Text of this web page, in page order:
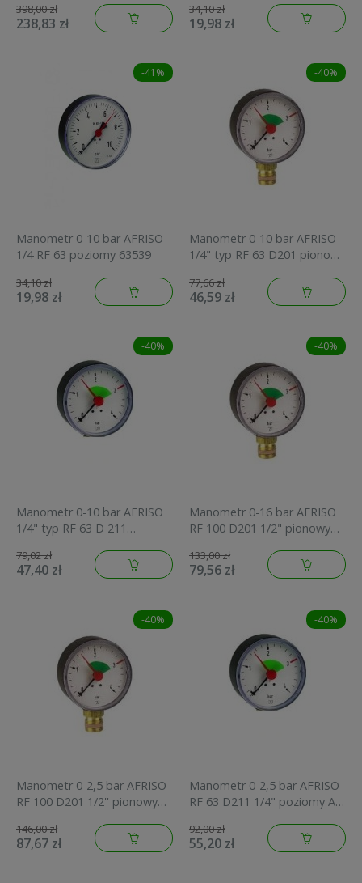
398,00 zł
238,83 zł
34,10 zł
19,98 zł
-41%
Manometr 0-10 bar AFRISO
1/4 RF 63 poziomy 63539
34,10 zł
19,98 zł
-40%
Manometr 0-10 bar AFRISO
1/4" typ RF 63 D201 pionowy
85115201
77,66 zł
46,59 zł
-40%
Manometr 0-10 bar AFRISO
1/4" typ RF 63 D 211
85115211
79,02 zł
47,40 zł
-40%
Manometr 0-16 bar AFRISO
RF 100 D201 1/2" pionowy
85216201
133,00 zł
79,56 zł
-40%
Manometr 0-2,5 bar AFRISO
RF 100 D201 1/2'' pionowy
85212201
146,00 zł
87,67 zł
-40%
Manometr 0-2,5 bar AFRISO
RF 63 D211 1/4" poziomy AX
85112211
92,00 zł
55,20 zł